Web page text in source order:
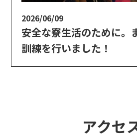
2026/06/09
安全な寮生活のために。
訓練を行いました！
アクセ